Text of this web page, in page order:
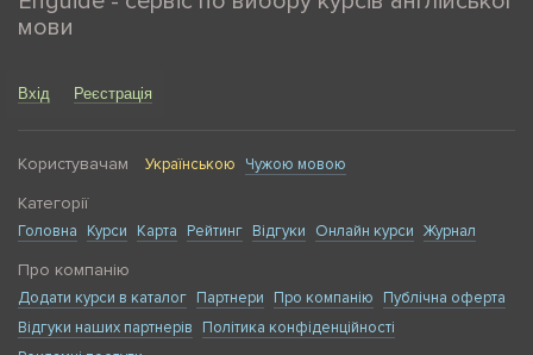
мови
Вхід Реєстрація
Користувачам Українською Чужою мовою
Категорії
Головна Курси Карта Рейтинг Відгуки Онлайн курси Журнал
Про компанію
Додати курси в каталог Партнери Про компанію
Публічна оферта
Відгуки наших партнерів
Політика конфіденційності